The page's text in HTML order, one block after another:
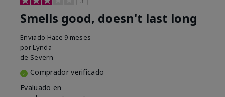
Smells good, doesn't last long
Enviado Hace 9 meses
por Lynda
de Severn
Comprador verificado
Evaluado en